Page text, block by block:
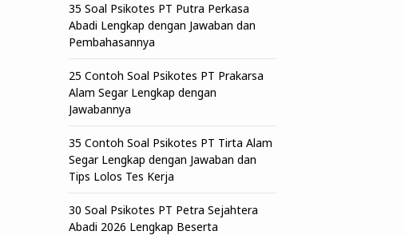
35 Soal Psikotes PT Putra Perkasa
Abadi Lengkap dengan Jawaban dan
Pembahasannya
25 Contoh Soal Psikotes PT Prakarsa
Alam Segar Lengkap dengan
Jawabannya
35 Contoh Soal Psikotes PT Tirta Alam
Segar Lengkap dengan Jawaban dan
Tips Lolos Tes Kerja
30 Soal Psikotes PT Petra Sejahtera
Abadi 2026 Lengkap Beserta